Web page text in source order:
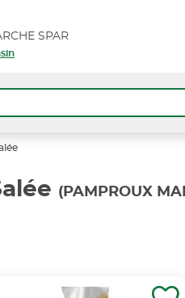
SPAR
(PAMPROUX